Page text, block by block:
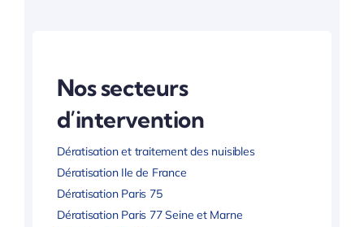
Nos secteurs
d’intervention
Dératisation et traitement des nuisibles
Dératisation Ile de France
Dératisation Paris 75
Dératisation Paris 77 Seine et Marne